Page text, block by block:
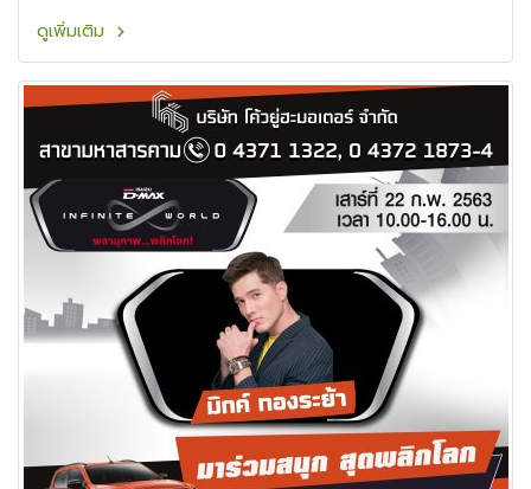
ดูเพิ่มเติม